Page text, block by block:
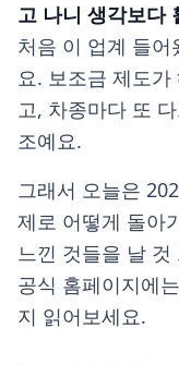
고 나니 생각보다
처음 이 업계 들
요. 보조금 제도
고, 차종마다 또
조예요.
그래서 오늘은
제로 어떻게 돌아
느낀 것들을 날
공식 홈페이지에
지 읽어보세요.